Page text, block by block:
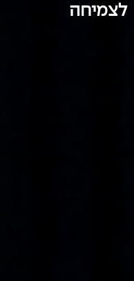
לצמיחה